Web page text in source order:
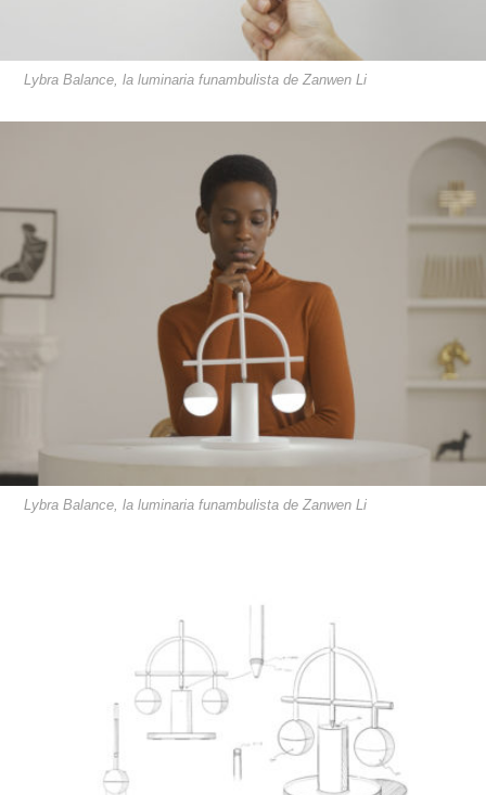
Lybra Balance, la luminaria funambulista de Zanwen Li
Lybra Balance, la luminaria funambulista de Zanwen Li